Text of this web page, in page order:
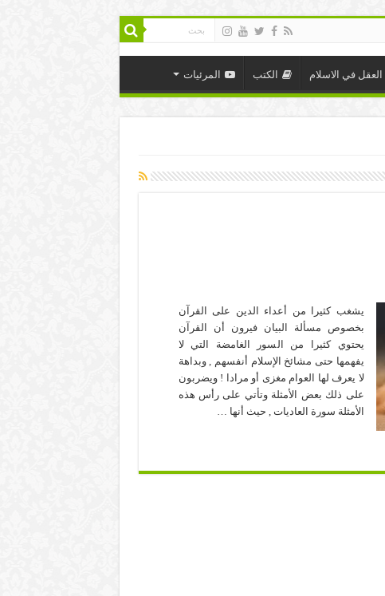
العقل في الاسلام الكتب المرئيات
يشغب كثيرا من أعداء الدين على القرآن
بخصوص مسألة البيان فيرون أن القرآن
يحتوي كثيرا من السور الغامضة التي لا
يفهمها حتى مشائخ الإسلام أنفسهم , وبداهة
لا يعرف لها العوام مغزى أو مرادا ! ويضربون
على ذلك بعض الأمثلة وتأتي على رأس هذه
الأمثلة سورة العاديات , حيث أنها …